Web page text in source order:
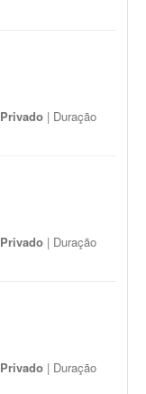
Privado | Duração
Privado | Duração
Privado | Duração